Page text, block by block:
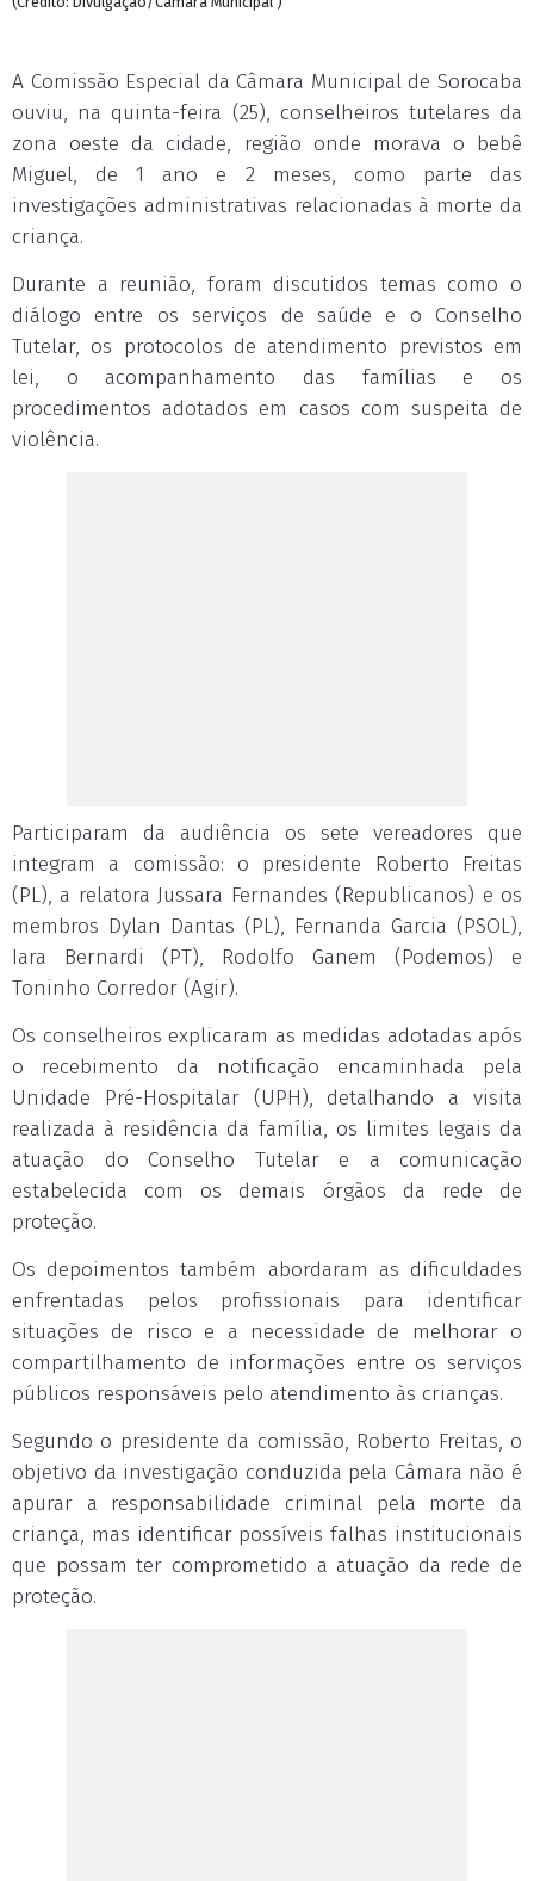
A Comissão Especial da Câmara Municipal de Sorocaba
ouviu, na quinta-feira (25), conselheiros tutelares da
zona oeste da cidade, região onde morava o bebê
Miguel, de 1 ano e 2 meses, como parte das
investigações administrativas relacionadas à morte da
criança.
Durante a reunião, foram discutidos temas como o
diálogo entre os serviços de saúde e o Conselho
Tutelar, os protocolos de atendimento previstos em
lei, o acompanhamento das famílias e os
procedimentos adotados em casos com suspeita de
violência.
Participaram da audiência os sete vereadores que
integram a comissão: o presidente Roberto Freitas
(PL), a relatora Jussara Fernandes (Republicanos) e os
membros Dylan Dantas (PL), Fernanda Garcia (PSOL),
Iara Bernardi (PT), Rodolfo Ganem (Podemos) e
Toninho Corredor (Agir).
Os conselheiros explicaram as medidas adotadas após
o recebimento da notificação encaminhada pela
Unidade Pré-Hospitalar (UPH), detalhando a visita
realizada à residência da família, os limites legais da
atuação do Conselho Tutelar e a comunicação
estabelecida com os demais órgãos da rede de
proteção.
Os depoimentos também abordaram as dificuldades
enfrentadas pelos profissionais para identificar
situações de risco e a necessidade de melhorar o
compartilhamento de informações entre os serviços
públicos responsáveis pelo atendimento às crianças.
Segundo o presidente da comissão, Roberto Freitas, o
objetivo da investigação conduzida pela Câmara não é
apurar a responsabilidade criminal pela morte da
criança, mas identificar possíveis falhas institucionais
que possam ter comprometido a atuação da rede de
proteção.